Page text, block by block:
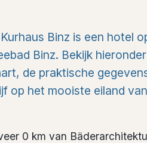
Binz is een hotel
Binz. Bekijk
de praktische
op het mooiste eiland van
0 km van